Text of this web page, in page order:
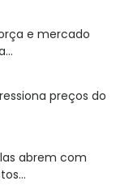
e mercado
preços do
abrem com